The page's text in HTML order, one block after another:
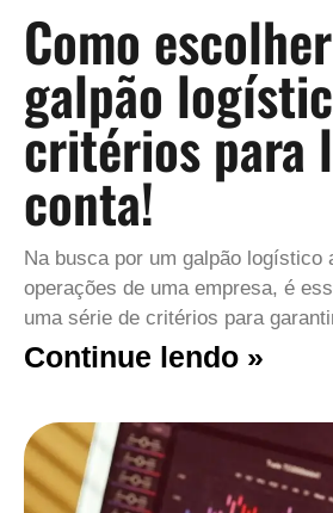
Como
galpão
critérios para
conta!
Na busca por um galpão logístico
operações de uma empresa, é
uma série de critérios para
Continue lendo »